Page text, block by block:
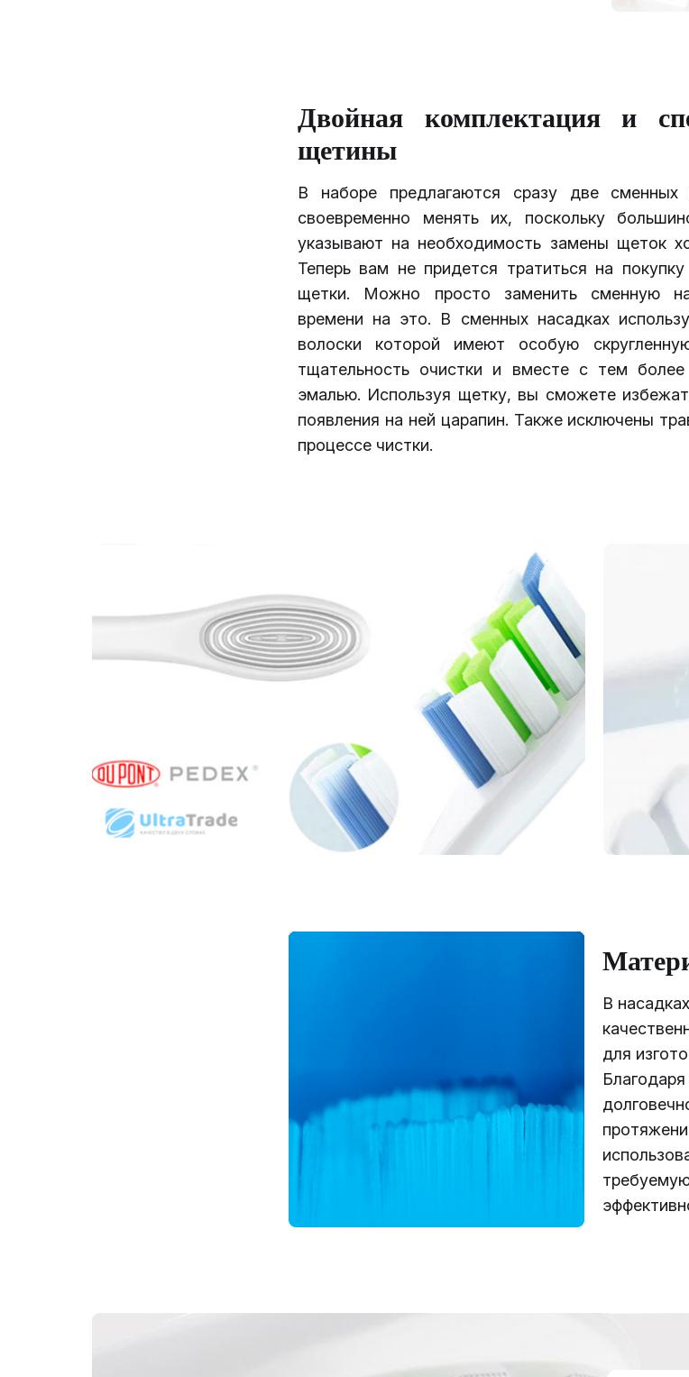
Двойная комплектация и
щетины
В наборе предлагаются сразу две
своевременно менять их, поскольку
указывают на необходимость замены щеток
Теперь вам не придется тратиться на
щетки. Можно просто заменить сменную
времени на это. В сменных насадках
волоски которой имеют особую
тщательность очистки и вместе с тем
эмалью. Используя щетку, вы сможете
появления на ней царапин. Также исключены
процессе чистки.
В
для